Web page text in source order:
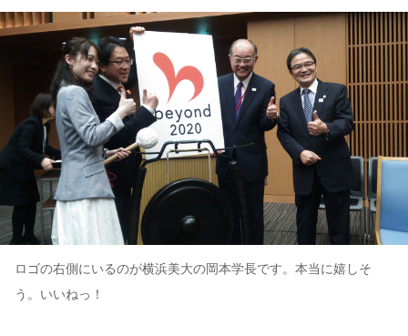
ロゴの右側にいるのが横浜美大の岡本学長です。本当に嬉しそ
う。いいねっ！